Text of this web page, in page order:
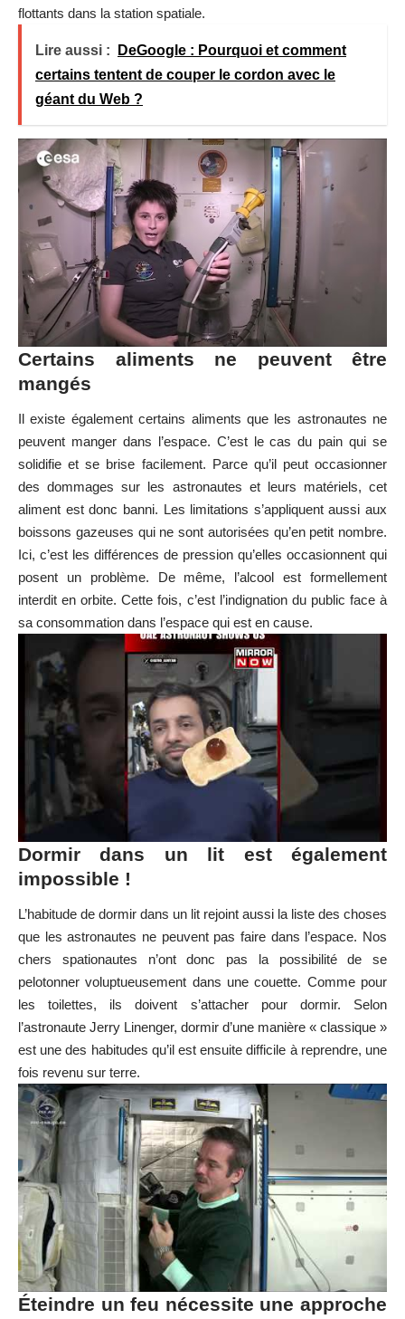
flottants dans la station spatiale.
Lire aussi :
DeGoogle : Pourquoi et comment
certains tentent de couper le cordon avec le
géant du Web ?
Certains aliments ne peuvent être
mangés
Il existe également certains aliments que les astronautes ne
peuvent manger dans l’espace. C’est le cas du pain qui se
solidifie et se brise facilement. Parce qu’il peut occasionner
des dommages sur les astronautes et leurs matériels, cet
aliment est donc banni. Les limitations s’appliquent aussi aux
boissons gazeuses qui ne sont autorisées qu’en petit nombre.
Ici, c’est les différences de pression qu’elles occasionnent qui
posent un problème. De même, l’alcool est formellement
interdit en orbite. Cette fois, c’est l’indignation du public face à
sa consommation dans l’espace qui est en cause.
Dormir dans un lit est également
impossible !
L’habitude de dormir dans un lit rejoint aussi la liste des choses
que les astronautes ne peuvent pas faire dans l’espace. Nos
chers spationautes n’ont donc pas la possibilité de se
pelotonner voluptueusement dans une couette. Comme pour
les toilettes, ils doivent s’attacher pour dormir. Selon
l’astronaute Jerry Linenger, dormir d’une manière « classique »
est une des habitudes qu’il est ensuite difficile à reprendre, une
fois revenu sur terre.
Éteindre un feu nécessite une approche